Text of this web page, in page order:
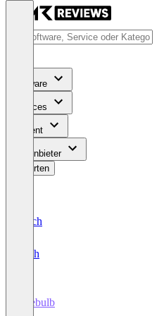
Software
Services
Content
Für Anbieter
Bewerten
Deutsch
English
Sitebulb